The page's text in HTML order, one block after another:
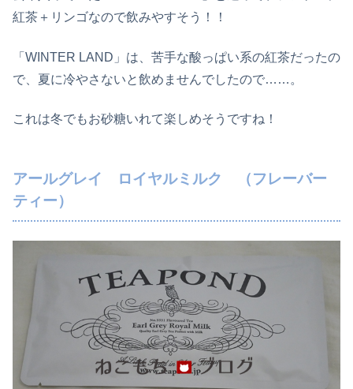
紅茶＋リンゴなので飲みやすそう！！
「WINTER LAND」は、苦手な酸っぱい系の紅茶だったの
で、夏に冷やさないと飲めませんでしたので……。
これは冬でもお砂糖いれて楽しめそうですね！
アールグレイ ロイヤルミルク （フレーバー
ティー）